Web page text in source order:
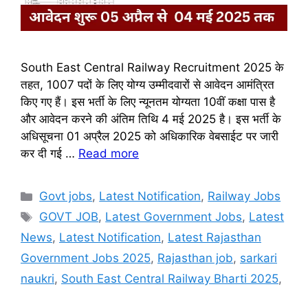
South East Central Railway Recruitment 2025 के
तहत, 1007 पदों के लिए योग्य उम्मीदवारों से आवेदन आमंत्रित
किए गए हैं। इस भर्ती के लिए न्यूनतम योग्यता 10वीं कक्षा पास है
और आवेदन करने की अंतिम तिथि 4 मई 2025 है। इस भर्ती के
अधिसूचना 01 अप्रैल 2025 को अधिकारिक वेबसाईट पर जारी
कर दी गई … Read more
Categories
Govt jobs, Latest Notification, Railway Jobs
Tags
GOVT JOB, Latest Government Jobs, Latest
News, Latest Notification, Latest Rajasthan
Government Jobs 2025, Rajasthan job, sarkari
naukri, South East Central Railway Bharti 2025,